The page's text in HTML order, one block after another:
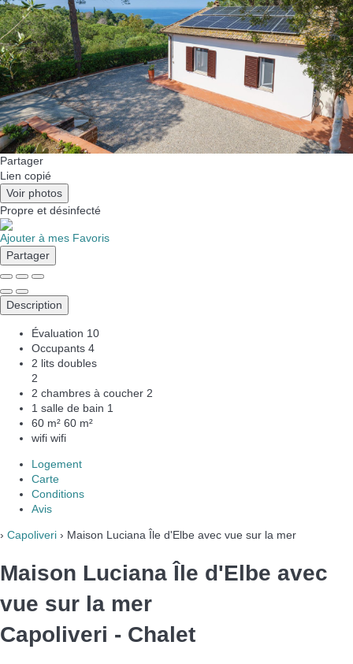
Partager
Lien copié
Voir photos
Propre et désinfecté
Ajouter à mes Favoris
Partager
Description
Évaluation 10
Occupants 4
2 lits doubles
2
2 chambres à coucher 2
1 salle de bain 1
60 m² 60 m²
wifi wifi
Logement
Carte
Conditions
Avis
› Capoliveri › Maison Luciana Île d'Elbe avec vue sur la mer
Maison Luciana Île d'Elbe avec
vue sur la mer
Capoliveri - Chalet